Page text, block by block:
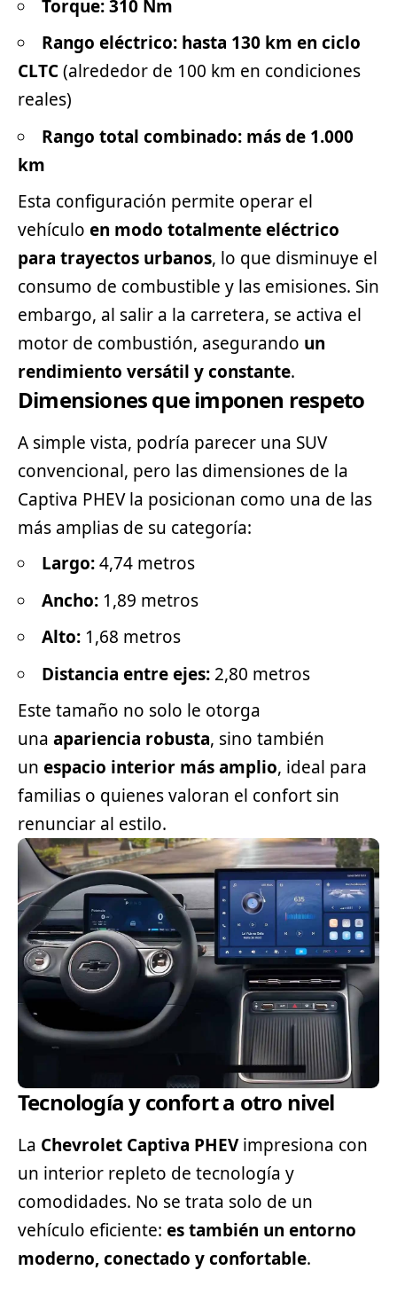
Torque: 310 Nm
Rango eléctrico: hasta 130 km en ciclo
CLTC(alrededor de 100 km en condiciones
reales)
Rango total combinado: más de 1.000
km
Esta configuración permite operar el
vehículo en modo totalmente eléctrico
para trayectos urbanos, lo que disminuye el
consumo de combustible y las emisiones. Sin
embargo, al salir a la carretera, se activa el
motor de combustión, asegurando un
rendimiento versátil y constante.
Dimensiones que imponen respeto
A simple vista, podría parecer una SUV
convencional, pero las dimensiones de la
Captiva PHEV la posicionan como una de las
más amplias de su categoría:
Largo:4,74 metros
Ancho: 1,89 metros
Alto: 1,68 metros
Distancia entre ejes:2,80 metros
Este tamaño no solo le otorga
una apariencia robusta, sino también
un espacio interior más amplio, ideal para
familias o quienes valoran el confort sin
renunciar al estilo.
Tecnología y confort a otro nivel
La Chevrolet Captiva PHEVimpresiona con
un interior repleto de tecnología y
comodidades. No se trata solo de un
vehículo eficiente: es también un entorno
moderno, conectado y confortable.